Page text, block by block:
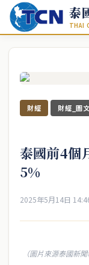
泰
THAI
財經 財經_圖
泰國前4個
5%
2025年5月14日
（圖片來源泰國新聞